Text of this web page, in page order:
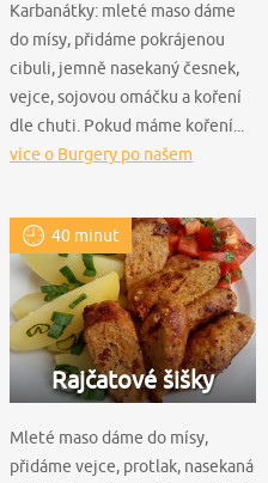
Karbanátky: mleté maso dáme
do mísy, přidáme pokrájenou
cibuli, jemně nasekaný česnek,
vejce, sojovou omáčku a koření
dle chuti. Pokud máme koření...
více o Burgery po našem
40 minut
Rajčatové šišky
Mleté maso dáme do mísy,
přidáme vejce, protlak, nasekaná